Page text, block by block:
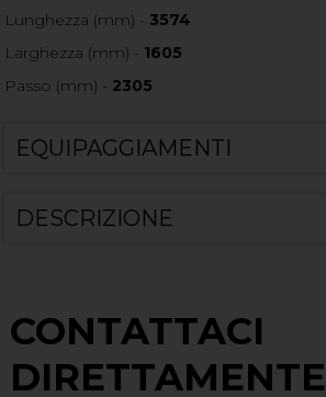
Lunghezza (mm) - 3574
Larghezza (mm) - 1605
Passo (mm) - 2305
EQUIPAGGIAMENTI
DESCRIZIONE
CONTATTACI
DIRETTAMENTE